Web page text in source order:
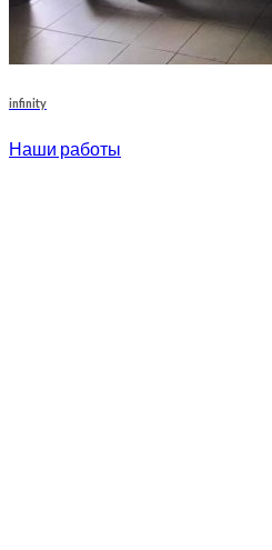
infinity
Наши работы